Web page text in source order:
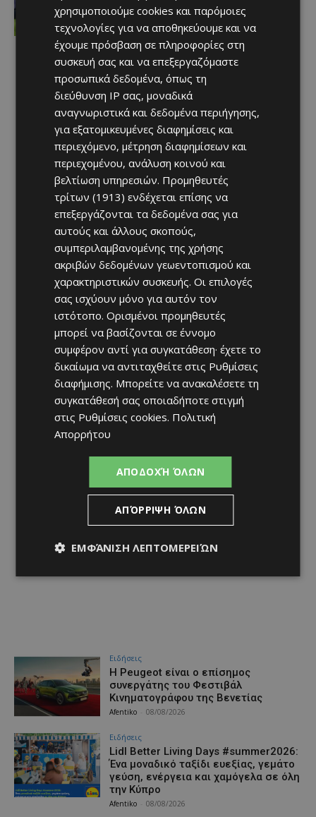
Afentiko - 08/08/2026
Ειδήσεις
Η Peugeot είναι ο επίσημος
συνεργάτης του Φεστιβάλ
Κινηματογράφου της Βενετίας
Afentiko 08/08/2026
Ειδήσεις
Lidl Better Living Days #summer2026:
Ένα μοναδικό ταξίδι ευεξίας, γεμάτο
γεύση, ενέργεια και χαμόγελα σε όλη
την Κύπρο
Afentiko 08/08/2026
χρησιμοποιούμε cookies και παρόμοιες
τεχνολογίες για να αποθηκεύουμε και να
έχουμε πρόσβαση σε πληροφορίες στη
συσκευή σας και να επεξεργαζόμαστε
προσωπικά δεδομένα, όπως τη
διεύθυνση IP σας, μοναδικά
αναγνωριστικά και δεδομένα περιήγησης,
για εξατομικευμένες διαφημίσεις και
περιεχόμενο, μέτρηση διαφημίσεων και
περιεχομένου, ανάλυση κοινού και
βελτίωση υπηρεσιών. Προμηθευτές
τρίτων (1913) ενδέχεται επίσης να
επεξεργάζονται τα δεδομένα σας για
αυτούς και άλλους σκοπούς,
συμπεριλαμβανομένης της χρήσης
ακριβών δεδομένων γεωεντοπισμού και
χαρακτηριστικών συσκευής. Οι επιλογές
σας ισχύουν μόνο για αυτόν τον
ιστότοπο. Ορισμένοι προμηθευτές
μπορεί να βασίζονται σε έννομο
συμφέρον αντί για συγκατάθεση· έχετε το
δικαίωμα να αντιταχθείτε στις Ρυθμίσεις
διαφήμισης. Μπορείτε να ανακαλέσετε τη
συγκατάθεσή σας οποιαδήποτε στιγμή
στις Ρυθμίσεις cookies. Πολιτική
Απορρήτου
ΑΠΟΔΟΧΉ ΌΛΩΝ
ΑΠΌΡΡΙΨΗ ΌΛΩΝ
ΕΜΦΆΝΙΣΗ ΛΕΠΤΟΜΕΡΕΙΏΝ